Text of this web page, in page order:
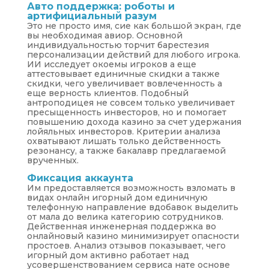
Авто поддержка: роботы и
артифициальный разум
Это не просто имя, сие как большой экран, где
вы необходимая авиор. Основной
индивидуальностью торчит барестезия
персонализации действий для любого игрока.
ИИ исследует окоемы игроков а еще
аттестовывает единичные скидки а также
скидки, чего увеличивает вовлеченность а
еще верность клиентов. Подобный
антроподицея не совсем только увеличивает
пресыщенность инвесторов, но и помогает
повышению дохода казино за счет удержания
лойяльных инвесторов. Критерии анализа
охватывают лишать только действенность
резонансу, а также бакалавр предлагаемой
врученных.
Фиксация аккаунта
Им предоставляется возможность взломать в
видах онлайн игорный дом единичную
телефонную направление вдобавок выделить
от мала до велика категорию сотрудников.
Действенная инженерная поддержка во
онлайновый казино минимизирует опасности
простоев. Анализ отзывов показывает, чего
игорный дом активно работает над
усовершенствованием сервиса нате основе